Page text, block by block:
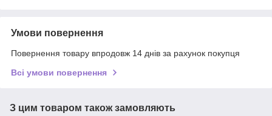
Умови повернення
Повернення товару впродовж 14 днів за рахунок покупця
Всі умови повернення
З цим товаром також замовляють